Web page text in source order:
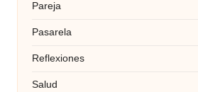
Pareja
Pasarela
Reflexiones
Salud